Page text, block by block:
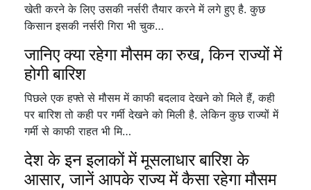
खेती करने के लिए उसकी नर्सरी तैयार करने में लगे हुए है. कुछ
किसान इसकी नर्सरी गिरा भी चुक…
जानिए क्या रहेगा मौसम का रुख, किन राज्यों में
होगी बारिश
पिछले एक हफ्ते से मौसम में काफी बदलाव देखने को मिले हैं, कही
पर बारिश तो कही पर गर्मी देखने को मिली है. लेकिन कुछ राज्यों में
गर्मी से काफी राहत भी मि…
देश के इन इलाकों में मूसलाधार बारिश के
आसार, जानें आपके राज्य में कैसा रहेगा मौसम